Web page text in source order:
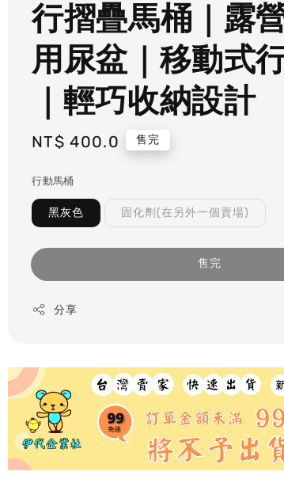
行摺疊馬桶｜露
用尿盆｜移動式
｜輕巧收納設計
Regular
NT$ 400.0 售完
行動馬桶
黑灰色 固化劑(在另外一個賣場)
售完
分享